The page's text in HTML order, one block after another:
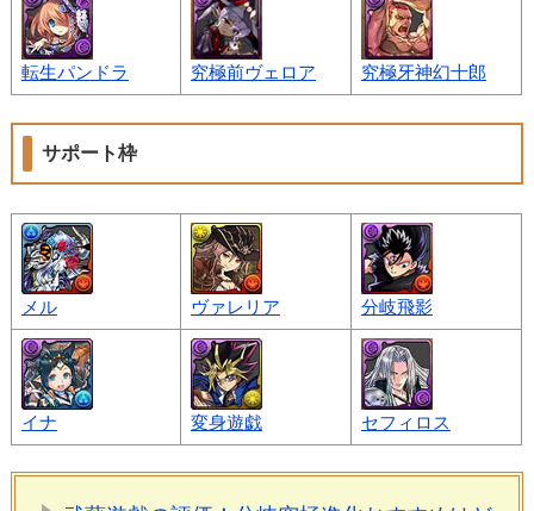
転生パンドラ 究極前ヴェロア 究極牙神幻十郎
サポート枠
メル ヴァレリア 分岐飛影
イナ 変身遊戯 セフィロス